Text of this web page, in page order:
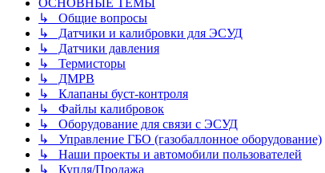
↳ Общие вопросы
↳ Датчики и калибровки для ЭСУД
↳ Датчики давления
↳ Термисторы
↳ ДМРВ
↳ Клапаны буст-контроля
↳ Файлы калибровок
↳ Оборудование для связи с ЭСУД
↳ Управление ГБО (газобаллонное оборудование)
↳ Наши проекты и автомобили пользователей
↳ Купля/Продажа